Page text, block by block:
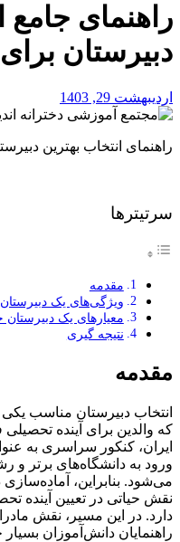
راهنمای جامع
دبیرستان
اردیبهشت 29, 1403
راهنمای انتخاب بهترین
سرتیترها
مقدمه
ویژگی‌های یک
معیارهای یک
نتیجه گیری
مقدمه
انتخاب دبیرستان مناسب
که والدین برای آینده
ایران، کنکور سراسری به
ورود به دانشگاه‌های برتر و
می‌شود. بنابراین،
نقش حیاتی در تعیین آینده
دارد. در این مسیر، نقش
راهنمایان دانش‌آموزان